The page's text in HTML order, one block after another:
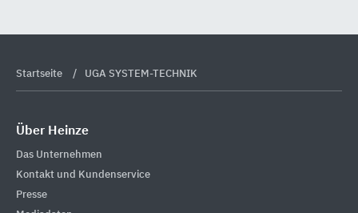
Startseite UGA SYSTEM-TECHNIK
Über Heinze
Das Unternehmen
Kontakt und Kundenservice
Presse